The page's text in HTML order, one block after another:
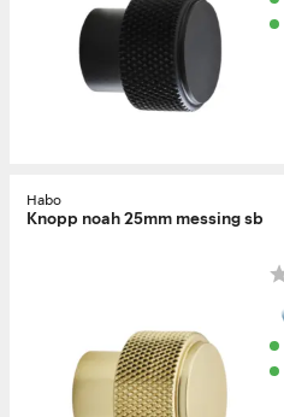
Habo
Knopp noah 25mm messing sb